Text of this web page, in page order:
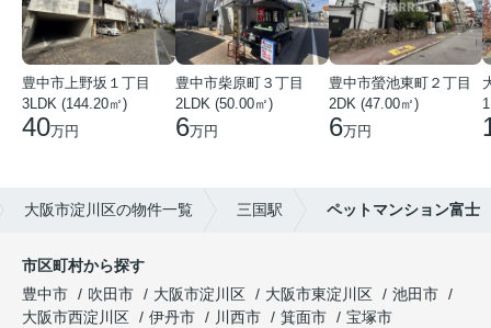
豊中市上野坂１丁目
3LDK (144.20㎡)
40万円
豊中市柴原町３丁目
2LDK (50.00㎡)
6万円
豊中市螢池東町２丁目
2DK (47.00㎡)
6万円
大阪市淀川区の物件一覧 三国駅 ペットマンション富士
市区町村から探す
豊中市
吹田市 大阪市淀川区 大阪市東淀川区
池田市
大阪市西淀川区
伊丹市 川西市 箕面市
宝塚市